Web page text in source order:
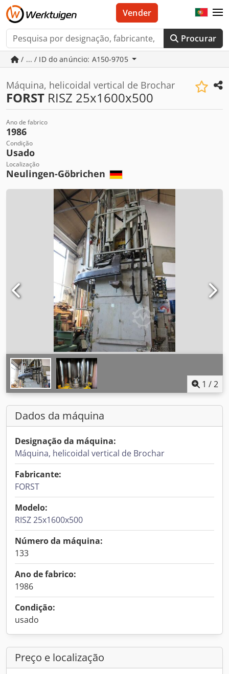
Procurar
Vender
/ ... / ID do anúncio: A150-9705
Máquina, helicoidal vertical de Brochar
FORST RISZ 25x1600x500
Ano de fabrico
1986
Condição
Usado
Localização
Neulingen-Göbrichen
1 /2
Dados da máquina
Designação da máquina:
Máquina, helicoidal vertical de Brochar
Fabricante:
FORST
Modelo:
RISZ 25x1600x500
Número da máquina:
133
Ano de fabrico:
1986
Condição:
usado
Preço e localização